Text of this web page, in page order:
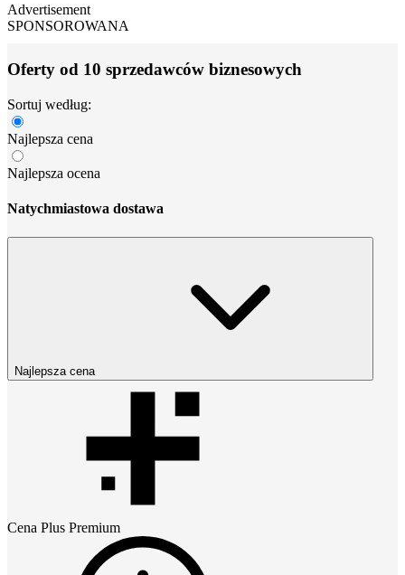
Advertisement
SPONSOROWANA
Oferty od 10 sprzedawców biznesowych
Sortuj według:
Najlepsza cena
Najlepsza ocena
Natychmiastowa dostawa
Najlepsza cena
Cena Plus Premium